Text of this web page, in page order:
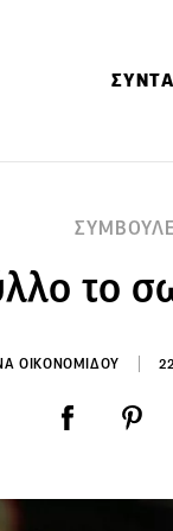
το
ΟΙΚΟΝΟΜΙΔΟΥ